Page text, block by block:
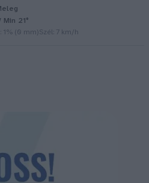
Min 21°
1% (0 mm)Szél: 7 km/h